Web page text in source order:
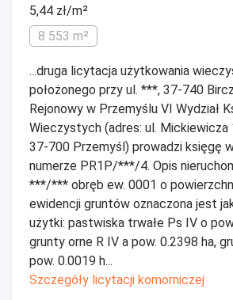
5,44 zł/m²
8 553 m²
...druga licytacja użytkowania
położonego przy ul. ***, 37-740
Rejonowy w Przemyślu VI Wydział
Wieczystych (adres: ul. Mickiewicza
37-700 Przemyśl) prowadzi księgę
numerze PR1P/***/4. Opis
***/*** obręb ew. 0001 o
ewidencji gruntów oznaczona jest
użytki: pastwiska trwałe Ps IV o
grunty orne R IV a pow. 0.2398 ha,
pow. 0.0019 h...
Szczegóły licytacji komorniczej